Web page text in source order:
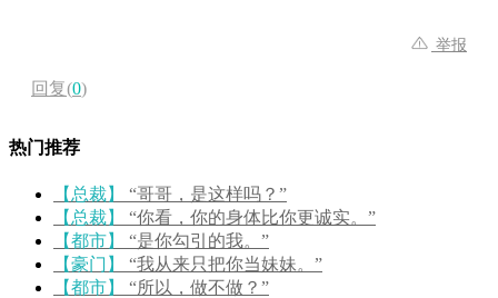
举报
回复(0)
热门推荐
【总裁】
“哥哥，是这样吗？”
【总裁】
“你看，你的身体比你更诚实。”
【都市】
“是你勾引的我。”
【豪门】
“我从来只把你当妹妹。”
【都市】
“所以，做不做？”